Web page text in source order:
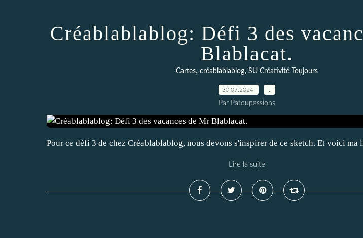
Créablablablog: Défi 3 des
Blablacat.
Cartes, créablablablog, SU Créativité Toujours
30.07.2024
Par Patoupassions
Pour ce défi 3 de chez Créablablablog, nous devons s'inspirer de ce sketch. Et voici
Lire la suite